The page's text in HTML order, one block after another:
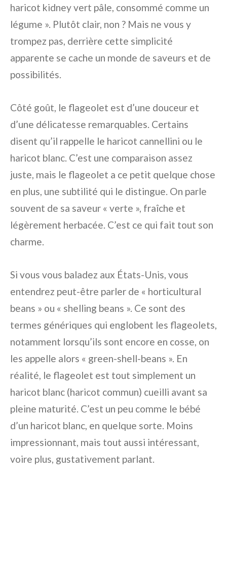
haricot kidney vert pâle, consommé comme un
légume ». Plutôt clair, non ? Mais ne vous y
trompez pas, derrière cette simplicité
apparente se cache un monde de saveurs et de
possibilités.
Côté goût, le flageolet est d’une douceur et
d’une délicatesse remarquables. Certains
disent qu’il rappelle le haricot cannellini ou le
haricot blanc. C’est une comparaison assez
juste, mais le flageolet a ce petit quelque chose
en plus, une subtilité qui le distingue. On parle
souvent de sa saveur « verte », fraîche et
légèrement herbacée. C’est ce qui fait tout son
charme.
Si vous vous baladez aux États-Unis, vous
entendrez peut-être parler de « horticultural
beans » ou « shelling beans ». Ce sont des
termes génériques qui englobent les flageolets,
notamment lorsqu’ils sont encore en cosse, on
les appelle alors « green-shell-beans ». En
réalité, le flageolet est tout simplement un
haricot blanc (haricot commun) cueilli avant sa
pleine maturité. C’est un peu comme le bébé
d’un haricot blanc, en quelque sorte. Moins
impressionnant, mais tout aussi intéressant,
voire plus, gustativement parlant.